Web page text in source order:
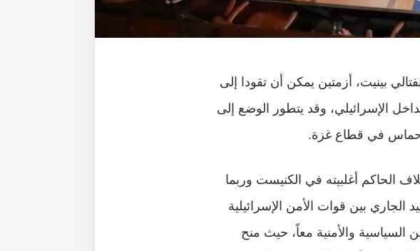
بينيت، أزمتين يمكن أن تقودا إلى
الإسرائيلي، وقد يتطور الوضع إلى
حماس في قطاع غزة.
الحاكم أغلبيته في الكنيست وربما
بين قوات الأمن الإسرائيلية
السياسية والأمنية معاً، حيث منح